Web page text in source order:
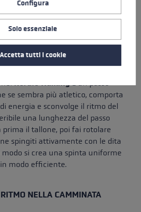
né saltare. Il movimento
dinamico, ma rilassato.
DEL PASSO
nelNordic WalkingÈ un passo
se sembra più atletico, comporta
energia e sconvolge il ritmo del
una lunghezza del passo
prima il tallone, poi fai rotolare
spingiti attivamente con le dita
modo si crea una spinta uniforme
modo efficiente.
NELLA CAMMINATA
Configura
Solo essenziale
Accetta tutti i cookie